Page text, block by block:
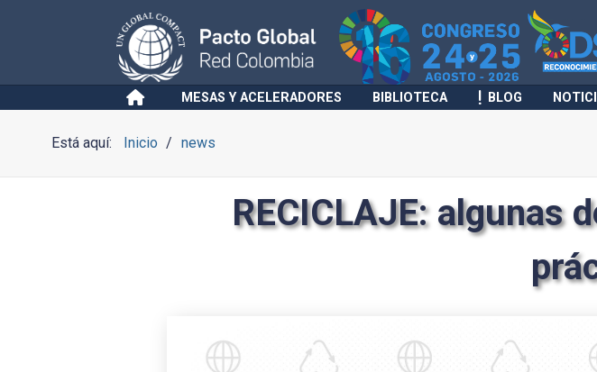
MESAS Y ACELERADORES BIBLIOTECA BLOG
Está aquí: Inicio news
RECICLAJE: algunas